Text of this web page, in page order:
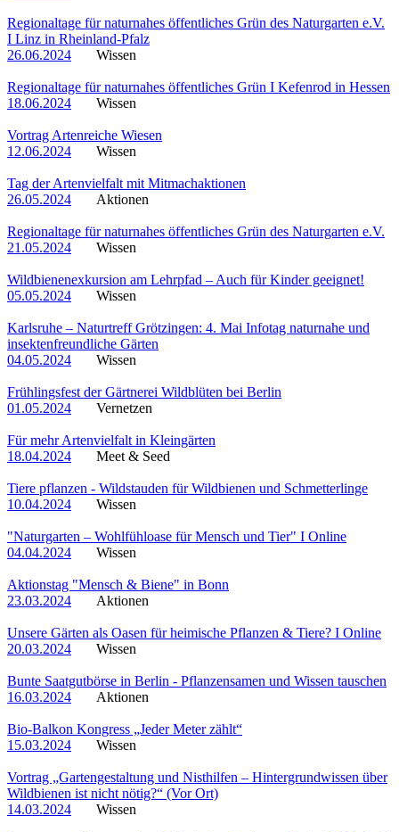
Regionaltage für naturnahes öffentliches Grün des Naturgarten e.V.
I Linz in Rheinland-Pfalz
26.06.2024
Wissen
Regionaltage für naturnahes öffentliches Grün I Kefenrod in Hessen
18.06.2024
Wissen
Vortrag Artenreiche Wiesen
12.06.2024
Wissen
Tag der Artenvielfalt mit Mitmachaktionen
26.05.2024
Aktionen
Regionaltage für naturnahes öffentliches Grün des Naturgarten e.V.
21.05.2024
Wissen
Wildbienenexkursion am Lehrpfad – Auch für Kinder geeignet!
05.05.2024
Wissen
Karlsruhe – Naturtreff Grötzingen: 4. Mai Infotag naturnahe und
insektenfreundliche Gärten
04.05.2024
Wissen
Frühlingsfest der Gärtnerei Wildblüten bei Berlin
01.05.2024
Vernetzen
Für mehr Artenvielfalt in Kleingärten
18.04.2024
Meet & Seed
Tiere pflanzen - Wildstauden für Wildbienen und Schmetterlinge
10.04.2024
Wissen
"Naturgarten – Wohlfühloase für Mensch und Tier" I Online
04.04.2024
Wissen
Aktionstag "Mensch & Biene" in Bonn
23.03.2024
Aktionen
Unsere Gärten als Oasen für heimische Pflanzen & Tiere? I Online
20.03.2024
Wissen
Bunte Saatgutbörse in Berlin - Pflanzensamen und Wissen tauschen
16.03.2024
Aktionen
Bio-Balkon Kongress „Jeder Meter zählt“
15.03.2024
Wissen
Vortrag „Gartengestaltung und Nisthilfen – Hintergrundwissen über
Wildbienen ist nicht nötig?“ (Vor Ort)
14.03.2024
Wissen